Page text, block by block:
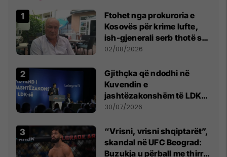
Ftohet nga prokuroria e
Kosovës për krime lufte,
ish-gjenerali serb thotë se
dikush e tradhtoi në
02/08/2026
Gjithçka që ndodhi në
Kuvendin e
jashtëzakonshëm të LDK-
së
30/07/2026
“Vrisni, vrisni shqiptarët”,
skandal në UFC Beograd:
Buzukja u përball me thirrje